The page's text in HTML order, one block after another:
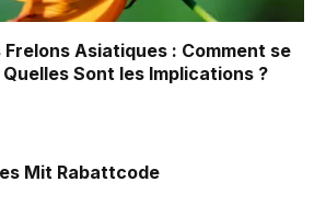
Asiatiques : Comment se
Sont les Implications ?
Mit Rabattcode